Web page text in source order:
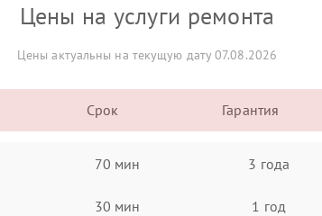
Цены на услуги ремонта
Цены актуальны на текущую дату 07.08.2026
Срок Гарантия
70 мин 3 года
30 мин 1 год